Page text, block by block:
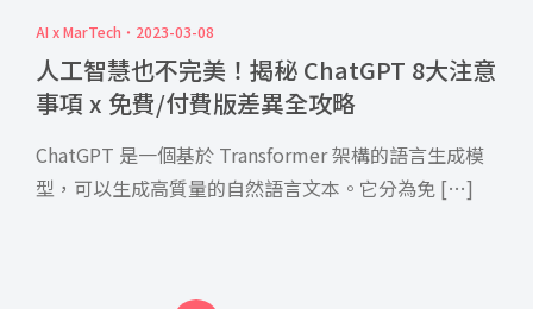
AI x MarTech 2023-03-08
人工智慧也不完美！揭秘 ChatGPT 8大注意
事項 x 免費/付費版差異全攻略
ChatGPT 是一個基於 Transformer 架構的語言生成模
型，可以生成高質量的自然語言文本。它分為免 […]